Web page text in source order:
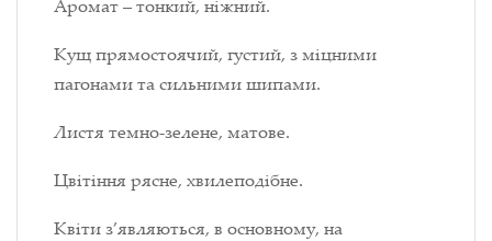
Аромат – тонкий, ніжний.
Кущ прямостоячий, густий, з міцними
пагонами та сильними шипами.
Листя темно-зелене, матове.
Цвітіння рясне, хвилеподібне.
Квіти з’являються, в основному, на